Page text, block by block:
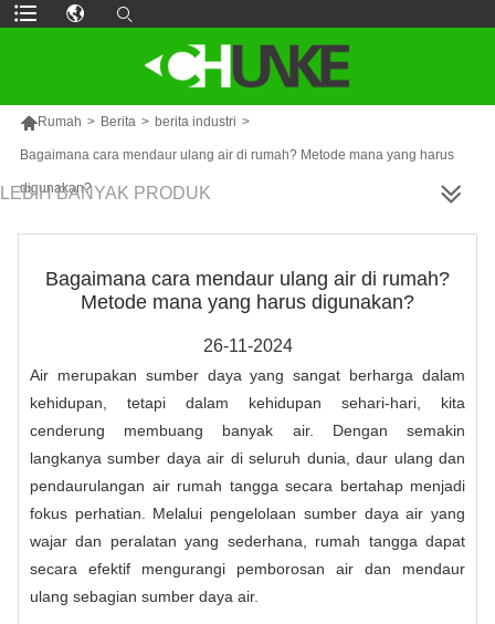
Rumah > Berita > berita industri >
Bagaimana cara mendaur ulang air di rumah? Metode mana yang harus
digunakan?
LEBIH BANYAK PRODUK
Bagaimana cara mendaur ulang air di rumah?
Metode mana yang harus digunakan?
26-11-2024
Air merupakan sumber daya yang sangat berharga dalam
kehidupan, tetapi dalam kehidupan sehari-hari, kita
cenderung membuang banyak air. Dengan semakin
langkanya sumber daya air di seluruh dunia, daur ulang dan
pendaurulangan air rumah tangga secara bertahap menjadi
fokus perhatian. Melalui pengelolaan sumber daya air yang
wajar dan peralatan yang sederhana, rumah tangga dapat
secara efektif mengurangi pemborosan air dan mendaur
ulang sebagian sumber daya air.